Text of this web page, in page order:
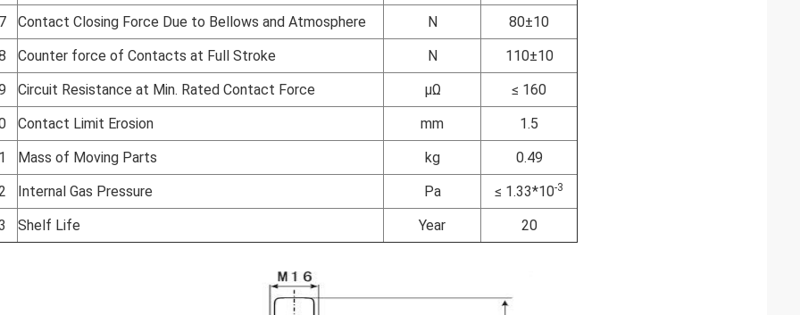
Contact Closing Force Due to Bellows and Atmosphere N
80±10
Counter force of Contacts at Full Stroke N
110±10
Circuit Resistance at Min. Rated Contact Force μΩ
≤ 160
Contact Limit Erosion mm
1.5
Mass of Moving Parts kg
0.49
Internal Gas Pressure Pa ≤ 1.33*10-3
Shelf Life Year 20